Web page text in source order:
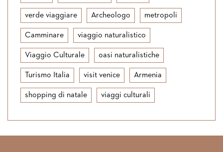
verde viaggiare Archeologo metropoli
Camminare viaggio naturalistico
Viaggio Culturale oasi naturalistiche
Turismo Italia visit venice Armenia
shopping di natale viaggi culturali